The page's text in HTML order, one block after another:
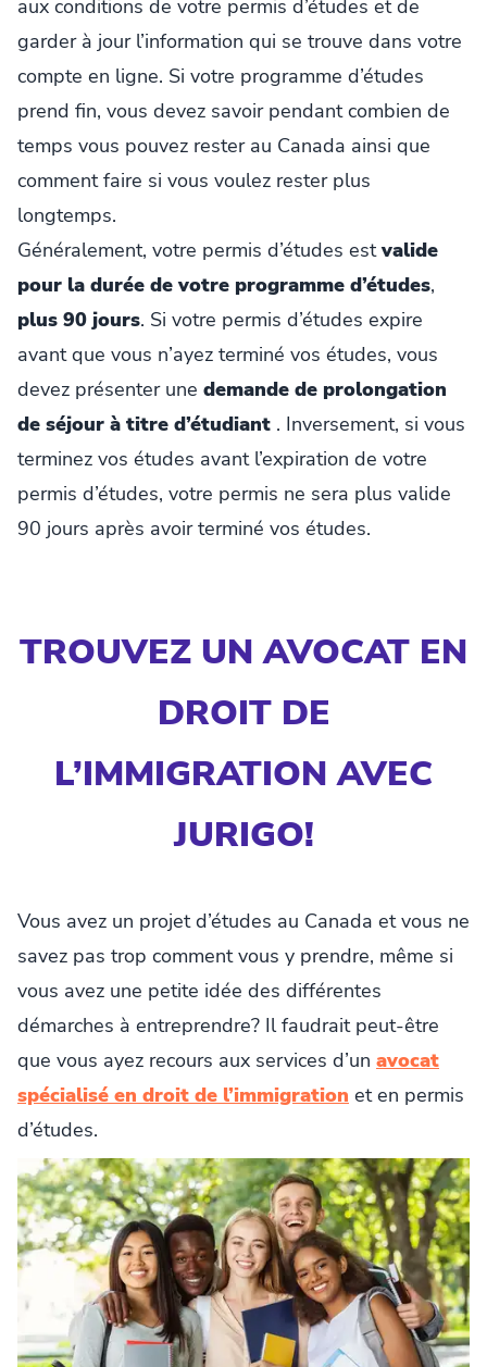
aux conditions de votre permis d’études et de
garder à jour l’information qui se trouve dans votre
compte en ligne. Si votre programme d’études
prend fin, vous devez savoir pendant combien de
temps vous pouvez rester au Canada ainsi que
comment faire si vous voulez rester plus
longtemps.
Généralement, votre permis d’études estvalide
pour la durée de votre programme d’études,
plus 90 jours. Si votre permis d’études expire
avant que vous n’ayez terminé vos études, vous
devez présenter une demande de prolongation
de séjour à titre d’étudiant . Inversement, si vous
terminez vos études avant l’expiration de votre
permis d’études, votre permis ne sera plus valide
90 jours après avoir terminé vos études.
TROUVEZ UN AVOCAT EN
DROIT DE
L’IMMIGRATION AVEC
JURIGO!
Vous avez un projet d’études au Canada et vous ne
savez pas trop comment vous y prendre, même si
vous avez une petite idée des différentes
démarches à entreprendre? Il faudrait peut-être
que vous ayez recours aux services d’un avocat
spécialisé en droit de l’immigration et en permis
d’études.